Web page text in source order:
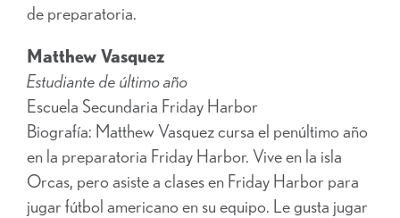
de preparatoria.
Matthew Vasquez
Estudiante de último año
Escuela Secundaria Friday Harbor
Biografía: Matthew Vasquez cursa el penúltimo año
en la preparatoria Friday Harbor. Vive en la isla
Orcas, pero asiste a clases en Friday Harbor para
jugar fútbol americano en su equipo. Le gusta jugar